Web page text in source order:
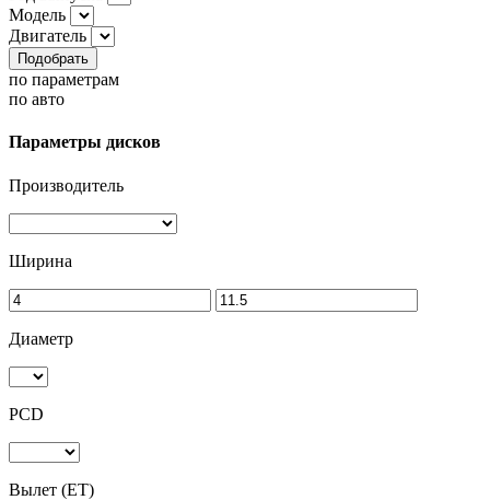
Модель
Двигатель
Подобрать
по параметрам
по авто
Параметры дисков
Производитель
Ширина
Диаметр
PCD
Вылет (ET)